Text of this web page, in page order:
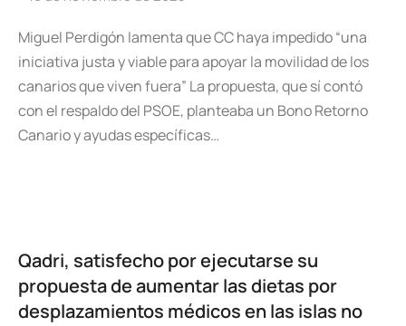
Miguel Perdigón lamenta que CC haya impedido “una
iniciativa justa y viable para apoyar la movilidad de los
canarios que viven fuera” La propuesta, que sí contó
con el respaldo del PSOE, planteaba un Bono Retorno
Canario y ayudas específicas…
Qadri, satisfecho por ejecutarse su
propuesta de aumentar las dietas por
desplazamientos médicos en las islas no